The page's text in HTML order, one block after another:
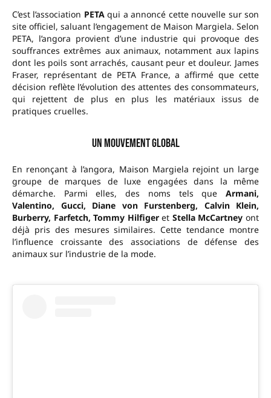
C’est l’association PETAqui a annoncé cette nouvelle sur son
site officiel, saluant l’engagement de Maison Margiela. Selon
PETA, l’angora provient d’une industrie qui provoque des
souffrances extrêmes aux animaux, notamment aux lapins
dont les poils sont arrachés, causant peur et douleur. James
Fraser, représentant de PETA France, a affirmé que cette
décision reflète l’évolution des attentes des consommateurs,
qui rejettent de plus en plus les matériaux issus de
pratiques cruelles.
Un mouvement global
En renonçant à l’angora, Maison Margiela rejoint un large
groupe de marques de luxe engagées dans la même
démarche. Parmi elles, des noms tels que Armani,
Valentino, Gucci, Diane von Furstenberg, Calvin Klein,
Burberry, Farfetch, Tommy Hilfigeret Stella McCartney ont
déjà pris des mesures similaires. Cette tendance montre
l’influence croissante des associations de défense des
animaux sur l’industrie de la mode.